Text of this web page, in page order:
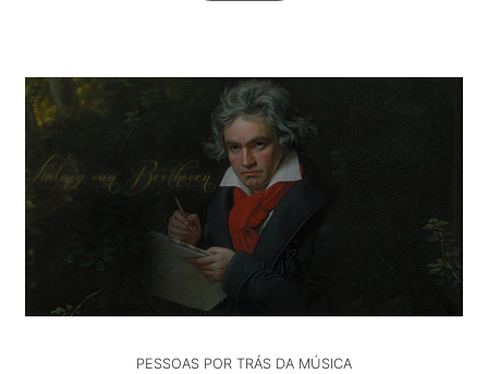
PESSOAS POR TRÁS DA MÚSICA